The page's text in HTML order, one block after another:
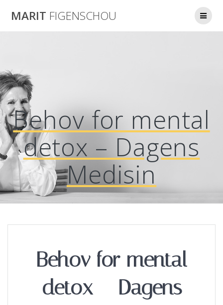
to
MARIT FIGENSCHOU
Behov for mental
detox – Dagens
Medisin
Behov for mental
detox – Dagens